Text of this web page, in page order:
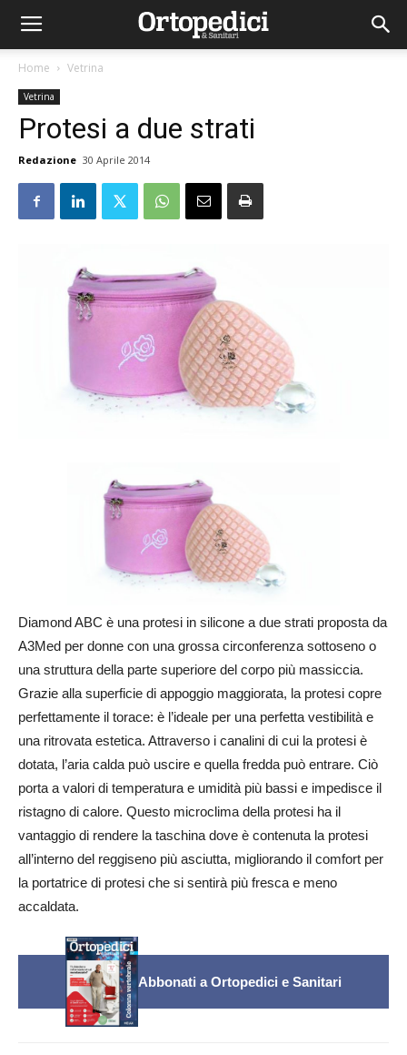
Home Vetrina
Vetrina
Protesi a due strati
Redazione 30 Aprile 2014
Diamond ABC è una protesi in silicone a due strati proposta da
A3Med per donne con una grossa circonferenza sottoseno o
una struttura della parte superiore del corpo più massiccia.
Grazie alla superficie di appoggio maggiorata, la protesi copre
perfettamente il torace: è l’ideale per una perfetta vestibilità e
una ritrovata estetica. Attraverso i canalini di cui la protesi è
dotata, l’aria calda può uscire e quella fredda può entrare. Ciò
porta a valori di temperatura e umidità più bassi e impedisce il
ristagno di calore. Questo microclima della protesi ha il
vantaggio di rendere la taschina dove è contenuta la protesi
all’interno del reggiseno più asciutta, migliorando il comfort per
la portatrice di protesi che si sentirà più fresca e meno
accaldata.
Abbonati a Ortopedici e Sanitari